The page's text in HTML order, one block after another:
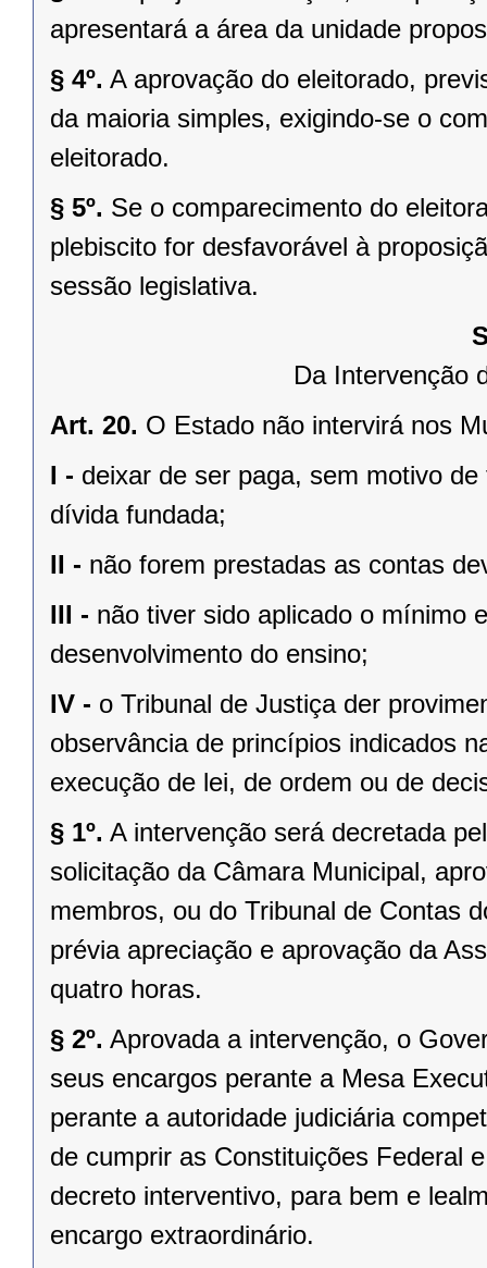
apresentará a área da unidade
§ 4º. A aprovação do eleitorado,
da maioria simples, exigindo-se o
eleitorado.
§ 5º. Se o comparecimento do
plebiscito for desfavorável à
sessão legislativa.
Da Intervenção
Art. 20. O Estado não intervirá nos
I - deixar de ser paga, sem motivo
dívida fundada;
II - não forem prestadas as contas
III - não tiver sido aplicado o mínimo
desenvolvimento do ensino;
IV - o Tribunal de Justiça der
observância de princípios indicados
execução de lei, de ordem ou de
§ 1º. A intervenção será decretada
solicitação da Câmara Municipal,
membros, ou do Tribunal de Contas
prévia apreciação e aprovação da
quatro horas.
§ 2º. Aprovada a intervenção, o
seus encargos perante a Mesa
perante a autoridade judiciária
de cumprir as Constituições Federal
decreto interventivo, para bem e
encargo extraordinário.